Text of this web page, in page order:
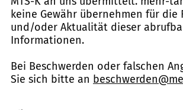
keine Gewähr übernehmen für die
und/oder Aktualität dieser
Informationen.
Bei Beschwerden oder falschen
Sie sich bitte an